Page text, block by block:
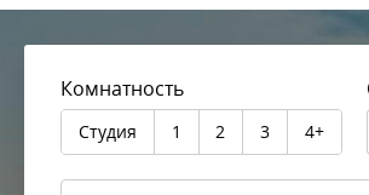
Комнатность
Студия 1 2 3 4+